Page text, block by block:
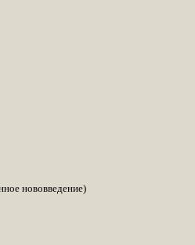
нововведение)